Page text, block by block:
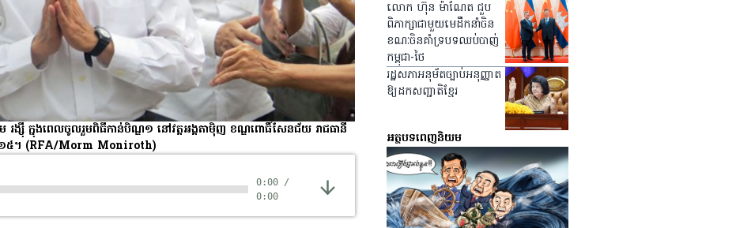
ង្ស៊ី ក្នុង​ពេល​ចូល​រួម​ពិធី​កាន់​បិណ្ឌ​១ នៅ​វត្ត​អង្គតាម៉ិញ ខណ្ឌ​ពោធិ៍សែនជ័យ រាជធានី​
៥។ (RFA/Morm Moniroth)
0:00 /
0:00
លោក ហ៊ុន ម៉ាណែត ជួប
ពិភាក្សាជាមួយមេដឹកនាំចិន
ខណៈចិនគាំទ្របទឈប់បាញ់
កម្ពុជា-ថៃ
រដ្ឋសភាអនុម័តច្បាប់អនុញ្ញាត
ឱ្យដកសញ្ជាតិខ្មែរ
អត្ថបទពេញនិយម